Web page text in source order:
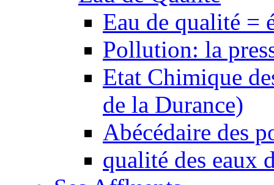
Eau de qualité =
Pollution: la
Etat Chimique
de la Durance)
Abécédaire des
qualité des eaux